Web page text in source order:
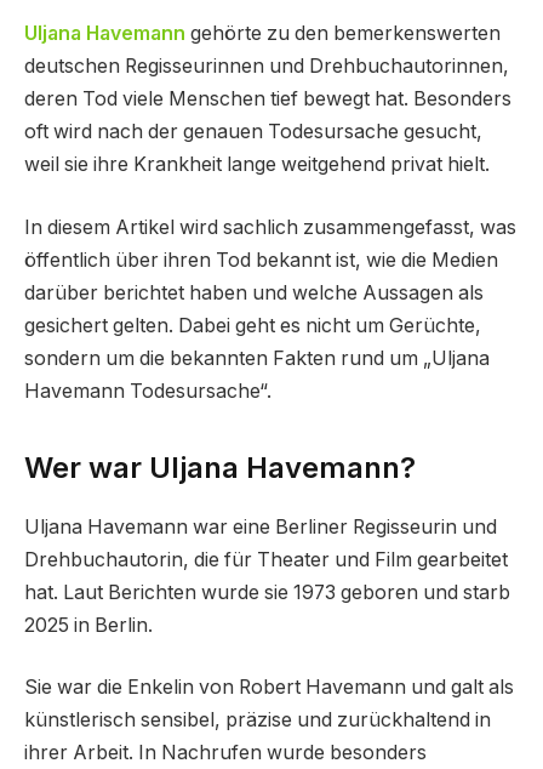
Uljana Havemann gehörte zu den bemerkenswerten
deutschen Regisseurinnen und Drehbuchautorinnen,
deren Tod viele Menschen tief bewegt hat. Besonders
oft wird nach der genauen Todesursache gesucht,
weil sie ihre Krankheit lange weitgehend privat hielt.
In diesem Artikel wird sachlich zusammengefasst, was
öffentlich über ihren Tod bekannt ist, wie die Medien
darüber berichtet haben und welche Aussagen als
gesichert gelten. Dabei geht es nicht um Gerüchte,
sondern um die bekannten Fakten rund um „Uljana
Havemann Todesursache“.
Wer war Uljana Havemann?
Uljana Havemann war eine Berliner Regisseurin und
Drehbuchautorin, die für Theater und Film gearbeitet
hat. Laut Berichten wurde sie 1973 geboren und starb
2025 in Berlin.
Sie war die Enkelin von Robert Havemann und galt als
künstlerisch sensibel, präzise und zurückhaltend in
ihrer Arbeit. In Nachrufen wurde besonders